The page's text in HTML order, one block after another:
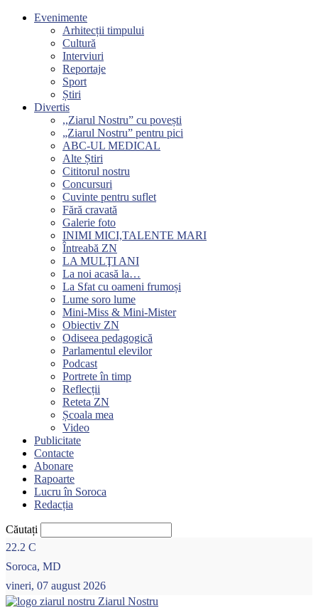
Evenimente
Arhitecții timpului
Cultură
Interviuri
Reportaje
Sport
Știri
Divertis
,,Ziarul Nostru” cu povești
„Ziarul Nostru” pentru pici
ABC-UL MEDICAL
Alte Știri
Cititorul nostru
Concursuri
Cuvinte pentru suflet
Fără cravată
Galerie foto
INIMI MICI,TALENTE MARI
Întreabă ZN
LA MULŢI ANI
La noi acasă la…
La Sfat cu oameni frumoși
Lume soro lume
Mini-Miss & Mini-Mister
Obiectiv ZN
Odiseea pedagogică
Parlamentul elevilor
Podcast
Portrete în timp
Reflecții
Reteta ZN
Școala mea
Video
Publicitate
Contacte
Abonare
Rapoarte
Lucru în Soroca
Redacția
Căutați
22.2 C
Soroca, MD
vineri, 07 august 2026
Ziarul Nostru